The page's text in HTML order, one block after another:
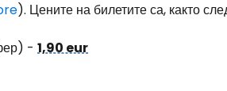
). Цените на билетите са, както
- 1,90 eur